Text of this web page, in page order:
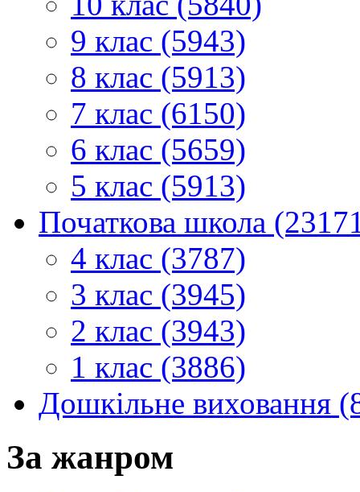
9 клас (5943)
8 клас (5913)
7 клас (6150)
6 клас (5659)
5 клас (5913)
Початкова школа
4 клас (3787)
3 клас (3945)
2 клас (3943)
1 клас (3886)
Дошкільне виховання
За жанром